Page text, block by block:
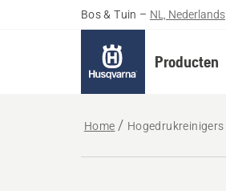
Bos & Tuin – NL, Nederlands
Producten
Home Hogedrukreinigers